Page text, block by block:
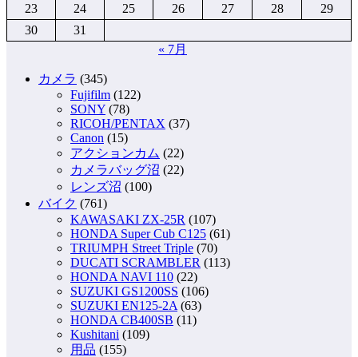
23
24 25 26 27 28
29
30
31
« 7月
カメラ (345)
Fujifilm (122)
SONY (78)
RICOH/PENTAX (37)
Canon (15)
アクションカム (22)
カメラバッグ沼 (22)
レンズ沼 (100)
バイク (761)
KAWASAKI ZX-25R (107)
HONDA Super Cub C125 (61)
TRIUMPH Street Triple (70)
DUCATI SCRAMBLER (113)
HONDA NAVI 110 (22)
SUZUKI GS1200SS (106)
SUZUKI EN125-2A (63)
HONDA CB400SB (11)
Kushitani (109)
用品 (155)